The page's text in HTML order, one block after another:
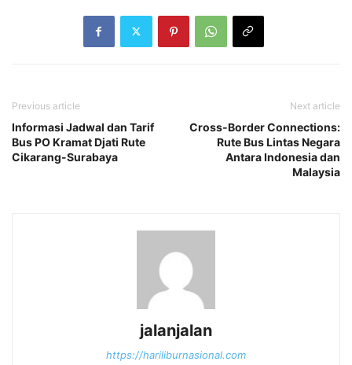
Previous article
Informasi Jadwal dan Tarif
Bus PO Kramat Djati Rute
Cikarang-Surabaya
Next article
Cross-Border Connections:
Rute Bus Lintas Negara
Antara Indonesia dan
Malaysia
jalanjalan
https://hariliburnasional.com